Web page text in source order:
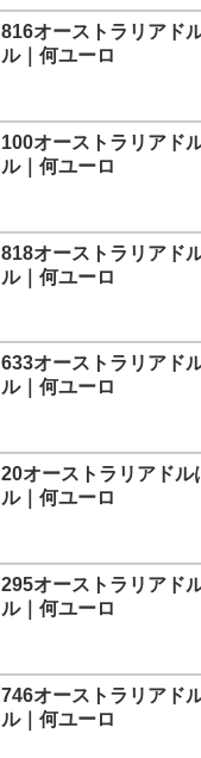
816オーストラリアド
ル｜何ユーロ
100オーストラリアド
ル｜何ユーロ
818オーストラリアド
ル｜何ユーロ
633オーストラリアド
ル｜何ユーロ
20オーストラリアドル
ル｜何ユーロ
295オーストラリアド
ル｜何ユーロ
746オーストラリアド
ル｜何ユーロ